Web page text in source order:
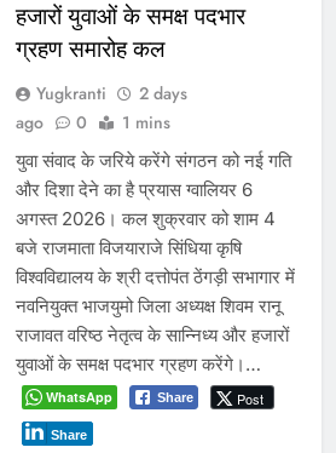
हजारों युवाओं के समक्ष पदभार
ग्रहण समारोह कल
Yugkranti
2 days
ago
0 1 mins
युवा संवाद के जरिये करेंगे संगठन को नई गति
और दिशा देने का है प्रयास ग्वालियर 6
अगस्त 2026। कल शुक्रवार को शाम 4
बजे राजमाता विजयाराजे सिंधिया कृषि
विश्वविद्यालय के श्री दत्तोपंत ठेंगड़ी सभागार में
नवनियुक्त भाजयुमो जिला अध्यक्ष शिवम रानू
राजावत वरिष्ठ नेतृत्व के सान्निध्य और हजारों
युवाओं के समक्ष पदभार ग्रहण करेंगे।…
WhatsApp Share Post
Share